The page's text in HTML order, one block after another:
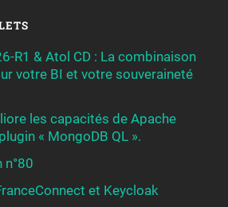
R1 & Atol CD : La combinaison
votre BI et votre souveraineté
les capacités de Apache
« MongoDB QL ».
n°80
et Keycloak